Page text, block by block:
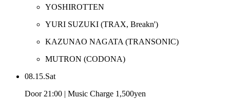
YOSHIROTTEN
YURI SUZUKI (TRAX, Breakn')
KAZUNAO NAGATA (TRANSONIC)
MUTRON (CODONA)
08.15.Sat
Door 21:00 | Music Charge 1,500yen